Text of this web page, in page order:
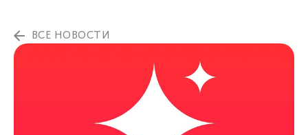
ВСЕ НОВОСТИ